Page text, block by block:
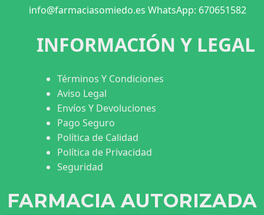
info@farmaciasomiedo.es WhatsApp: 670651582
INFORMACIÓN Y LEGAL
Términos Y Condiciones
Aviso Legal
Envíos Y Devoluciones
Pago Seguro
Política de Calidad
Política de Privacidad
Seguridad
FARMACIA AUTORIZADA